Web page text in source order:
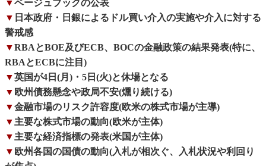
▼ベージュブックの公表
▼ 日本政府・日銀によるドル買い介入の実施や介入に対する
警戒感
▼RBAとBOE及びECB、BOCの金融政策の結果発表(特に、
RBAとECBに注目)
▼英国が4日(月)・5日(火)と休場となる
▼ 欧州債務懸念や政局不安(燻り続ける)
▼金融市場のリスク許容度(欧米の株式市場が主導)
▼主要な株式市場の動向(欧米が主体)
▼主要な経済指標の発表(米国が主体)
▼ 欧州各国の国債の動向(入札が相次ぐ、入札状況や利回り